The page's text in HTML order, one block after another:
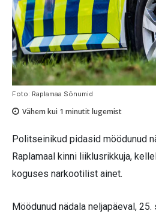
Foto: Raplamaa Sõnumid
Vähem kui 1 minutit lugemist
Politseinikud pidasid möödunud
Raplamaal kinni liiklusrikkuja,
koguses narkootilist ainet.
Möödunud nädala neljapäeval,